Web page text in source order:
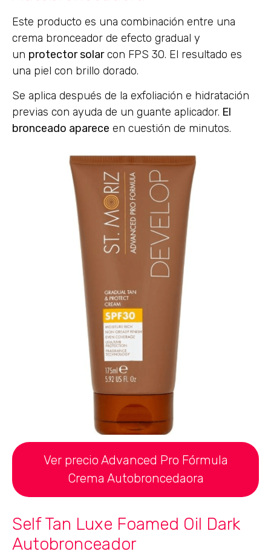
Este producto es una combinación entre una
crema bronceador de efecto gradual y
un protector solarcon FPS 30. El resultado es
una piel con brillo dorado.
Se aplica después de la exfoliación e hidratación
previas con ayuda de un guante aplicador. El
bronceado aparece en cuestión de minutos.
Ver precio Advanced Pro Fórmula
Crema Autobroncedaora
Self Tan Luxe Foamed Oil Dark
Autobronceador